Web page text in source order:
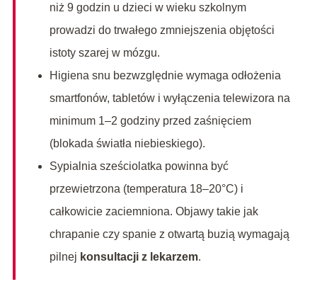
niż 9 godzin u dzieci w wieku szkolnym
prowadzi do trwałego zmniejszenia objętości
istoty szarej w mózgu.
Higiena snu bezwzględnie wymaga odłożenia
smartfonów, tabletów i wyłączenia telewizora na
minimum 1–2 godziny przed zaśnięciem
(blokada światła niebieskiego).
Sypialnia sześciolatka powinna być
przewietrzona (temperatura 18–20°C) i
całkowicie zaciemniona. Objawy takie jak
chrapanie czy spanie z otwartą buzią wymagają
pilnej konsultacji z lekarzem.